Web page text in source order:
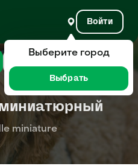
Войти
miniature
Выберите город
Выбрать